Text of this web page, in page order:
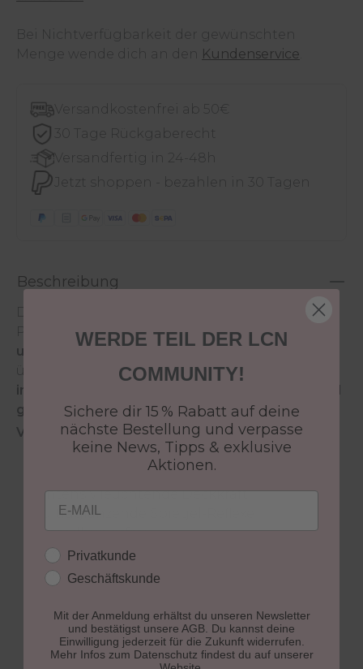
Bei Nichtverfügbarkeit der gewünschten
Menge wende dich an den
Kundenservice
Versandkostenfrei ab 50€
30 Tage Rückgaberecht
Versandfertig in 24-48h
Jetzt shoppen - bezahlen in 30 Tagen
Beschreibung
Die innovative Hightech Formel des LCN Nail
Polish sorgt fürbrillante Farbergebnisse mit
ultraglänzenden Spiegel- Reflexen und
überzeugt durch eine schnelle Trocknung
intensive Deckkraft
streifenfreie und
gleichmäßige Farbschicht.
Vorteile des LCN Nail Polish:
gleichmäßige und streifenfreie Farbschicht
dank neuem Profi-Präzisionspinsel
intensiv leuchtende Deckkraft
ultraglänzende Spiegel-Reflexe
vergilbungsfrei
extrem langanhaltend
brillante Farbergebnisse
7 free*
vegan
WERDE TEIL DER LCN
COMMUNITY!
Sichere dir 15 % Rabatt auf deine
nächste Bestellung und verpasse
keine News, Tipps & exklusive
Aktionen.
Email
Kundengruppe
Privatkunde
Geschäftskunde
Mit der Anmeldung erhältst du unseren Newsletter
und bestätigst unsere AGB. Du kannst deine
Einwilligung jederzeit für die Zukunft widerrufen.
Mehr Infos zum Datenschutz findest du auf unserer